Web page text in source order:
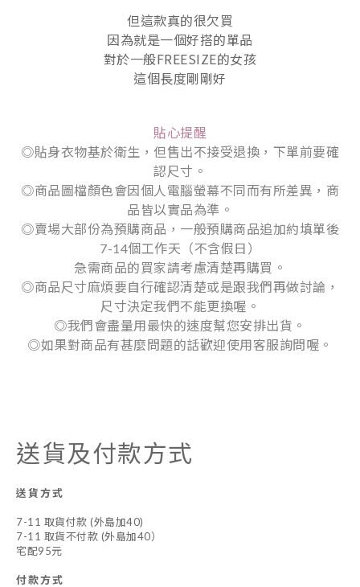
但這款真的很欠買
因為就是一個好搭的單品
對於一般FREESIZE的女孩
這個長度剛剛好
貼心提醒
◎貼身衣物基於衛生，但售出不接受退換，下單前要確
認尺寸。
◎商品圖檔顏色會因個人電腦螢幕不同而有所差異，商
品皆以實品為準。
◎賣場大部份為預購商品，一般預購商品追加約填單後
7-14個工作天（不含假日）
急需商品的買家請考慮清楚再購買。
◎商品尺寸麻煩要自行確認清楚或是跟我們再做討論，
尺寸決定我們不能更換喔。
◎我們會盡量用最快的速度幫您安排出貨。
◎如果對商品有甚麼問題的話歡迎使用客服詢問喔。
送貨及付款方式
送貨方式
7-11 取貨付款 (外島加40)
7-11 取貨不付款 (外島加40）
宅配95元
付款方式